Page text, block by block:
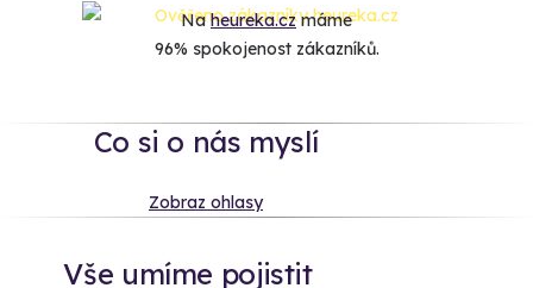
Naheureka.czmáme
96% spokojenost zákazníků.
Co si o nás myslí
Zobraz ohlasy
Vše umíme pojistit